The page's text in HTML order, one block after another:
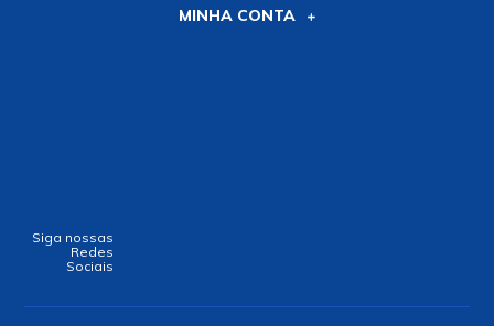
MINHA CONTA
Siga nossas
Redes
Sociais